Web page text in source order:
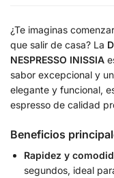
¿Te imaginas
que salir de casa? La
NESPRESSO INISSIA
sabor excepcional y
elegante y funcional,
espresso de calidad
Beneficios
Rapidez y
segundos, ideal